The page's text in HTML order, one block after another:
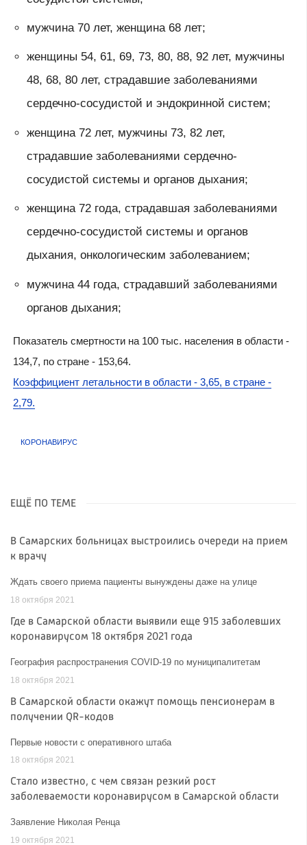
мужчина 70 лет, женщина 68 лет;
женщины 54, 61, 69, 73, 80, 88, 92 лет, мужчины
48, 68, 80 лет, страдавшие заболеваниями
сердечно-сосудистой и эндокринной систем;
женщина 72 лет, мужчины 73, 82 лет,
страдавшие заболеваниями сердечно-
сосудистой системы и органов дыхания;
женщина 72 года, страдавшая заболеваниями
сердечно-сосудистой системы и органов
дыхания, онкологическим заболеванием;
мужчина 44 года, страдавший заболеваниями
органов дыхания;
​Показатель смертности на 100 тыс. населения в области -
134,7, по стране - 153,64.
Коэффициент летальности в области - 3,65, в стране -
2,79.
КОРОНАВИРУС
ЕЩЁ ПО ТЕМЕ
В Самарских больницах выстроились очереди на прием
к врачу
Ждать своего приема пациенты вынуждены даже на улице
18 октября 2021
Где в Самарской области выявили еще 915 заболевших
коронавирусом 18 октября 2021 года
География распространения COVID-19 по муниципалитетам
18 октября 2021
В Самарской области окажут помощь пенсионерам в
получении QR-кодов
Первые новости с оперативного штаба
18 октября 2021
Стало известно, с чем связан резкий рост
заболеваемости коронавирусом в Самарской области
Заявление Николая Ренца
19 октября 2021